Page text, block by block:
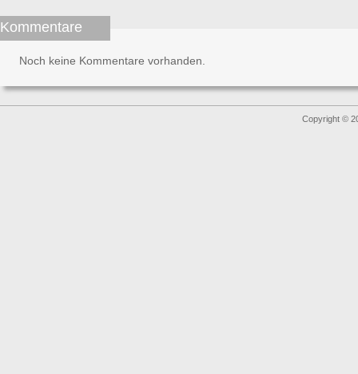
Kommentare
Noch keine Kommentare vorhanden.
Copyright ©